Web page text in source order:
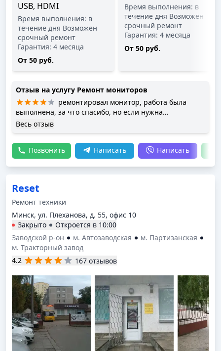
USB, HDMI
Время выполнения: в
течение дня Возможен
срочный ремонт
Гарантия: 4 месяца
От 50 руб.
Время выполнения: в
течение дня Возможен
срочный ремонт
Гарантия: 4 месяца
От 50 руб.
Отзыв на услугу Ремонт мониторов
ремонтировал монитор, работа была
выполнена, за что спасибо, но если нужна
прозрачность произведенных работ и замененных
как-то выживать, но осталось ощущение, что
ценообразование в этой мастерской зависит не
столько от сложности поломки, сколько от
Весь отзыв
Позвонить Написать Написать
Reset
Ремонт техники
Минск, ул. Плеханова, д. 55, офис 10
Закрыто
Откроется в 10:00
Заводской р-он
м. Автозаводская
м. Партизанская
м. Тракторный завод
4.2
167 отзывов